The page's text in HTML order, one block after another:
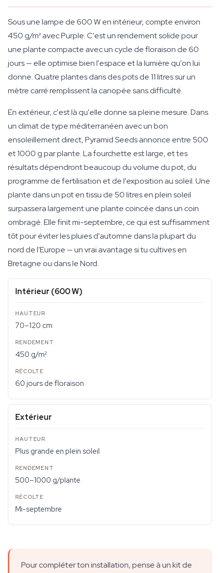
Sous une lampe de 600 W en intérieur, compte environ
450 g/m² avec Purple. C'est un rendement solide pour
une plante compacte avec un cycle de floraison de 60
jours — elle optimise bien l'espace et la lumière qu'on lui
donne. Quatre plantes dans des pots de 11 litres sur un
mètre carré remplissent la canopée sans difficulté.
En extérieur, c'est là qu'elle donne sa pleine mesure. Dans
un climat de type méditerranéen avec un bon
ensoleillement direct, Pyramid Seeds annonce entre 500
et 1000 g par plante. La fourchette est large, et tes
résultats dépendront beaucoup du volume du pot, du
programme de fertilisation et de l'exposition au soleil. Une
plante dans un pot en tissu de 50 litres en plein soleil
surpassera largement une plante coincée dans un coin
ombragé. Elle finit mi-septembre, ce qui est suffisamment
tôt pour éviter les pluies d'automne dans la plupart du
nord de l'Europe — un vrai avantage si tu cultives en
Bretagne ou dans le Nord.
Intérieur (600 W)
70–120 cm
450 g/m²
60 jours de floraison
Extérieur
Plus grande en plein soleil
500–1000 g/plante
Mi-septembre
Pour compléter ton installation, pense à un kit de